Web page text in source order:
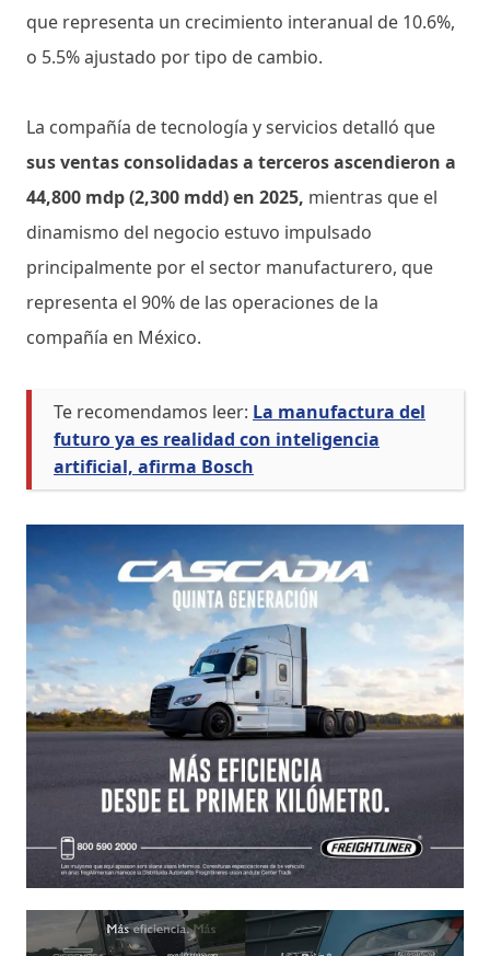
que representa un crecimiento interanual de 10.6%,
o 5.5% ajustado por tipo de cambio.
La compañía de tecnología y servicios detalló que
sus ventas consolidadas a terceros ascendieron a
44,800 mdp (2,300 mdd) en 2025, mientras que el
dinamismo del negocio estuvo impulsado
principalmente por el sector manufacturero, que
representa el 90% de las operaciones de la
compañía en México.
Te recomendamos leer: La manufactura del
futuro ya es realidad con inteligencia
artificial, afirma Bosch